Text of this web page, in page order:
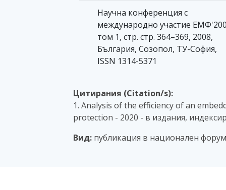
Научна конференция с
международно участие
том 1, стр. стр. 364–369, 2008,
България, Созопол, ТУ-София,
ISSN 1314-5371
Цитирания (Citation/s):
1. Analysis of the efficiency of an
protection - 2020 - в издания,
Вид: публикация в национален